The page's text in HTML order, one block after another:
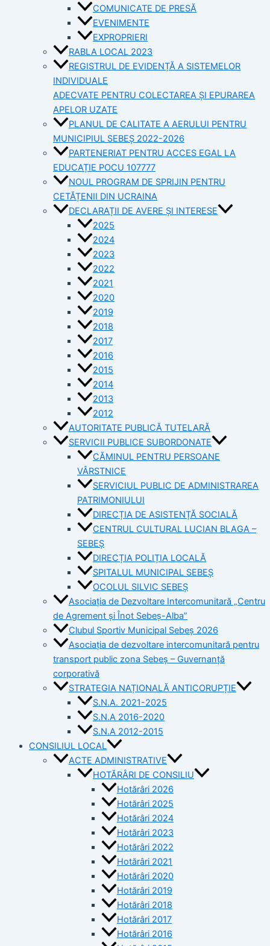
COMUNICATE DE PRESĂ
EVENIMENTE
EXPROPRIERI
RABLA LOCAL 2023
REGISTRUL DE EVIDENȚĂ A SISTEMELOR
INDIVIDUALE
ADECVATE PENTRU COLECTAREA ȘI EPURAREA
APELOR UZATE
PLANUL DE CALITATE A AERULUI PENTRU
MUNICIPIUL SEBEȘ 2022-2026
PARTENERIAT PENTRU ACCES EGAL LA
EDUCAȚIE POCU 107777
NOUL PROGRAM DE SPRIJIN PENTRU
CETĂȚENII DIN UCRAINA
DECLARAȚII DE AVERE ȘI INTERESE
2025
2024
2023
2022
2021
2020
2019
2018
2017
2016
2015
2014
2013
2012
AUTORITATE PUBLICĂ TUTELARĂ
SERVICII PUBLICE SUBORDONATE
CĂMINUL PENTRU PERSOANE
VÂRSTNICE
SERVICIUL PUBLIC DE ADMINISTRAREA
PATRIMONIULUI
DIRECȚIA DE ASISTENȚĂ SOCIALĂ
CENTRUL CULTURAL LUCIAN BLAGA –
SEBEȘ
DIRECȚIA POLIȚIA LOCALĂ
SPITALUL MUNICIPAL SEBEȘ
OCOLUL SILVIC SEBEȘ
Asociația de Dezvoltare Intercomunitară „Centru
de Agrement și Înot Sebeș-Alba”
Clubul Sportiv Municipal Sebeș 2026
Asociația de dezvoltare intercomunitară pentru
transport public zona Sebeș – Guvernanță
corporativă
STRATEGIA NAȚIONALĂ ANTICORUPȚIE
S.N.A. 2021-2025
S.N.A 2016-2020
S.N.A 2012-2015
CONSILIUL LOCAL
ACTE ADMINISTRATIVE
HOTĂRÂRI DE CONSILIU
Hotărâri 2026
Hotărâri 2025
Hotărâri 2024
Hotărâri 2023
Hotărâri 2022
Hotărâri 2021
Hotărâri 2020
Hotărâri 2019
Hotărâri 2018
Hotărâri 2017
Hotărâri 2016